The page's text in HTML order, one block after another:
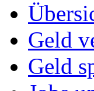
Geld
Geld